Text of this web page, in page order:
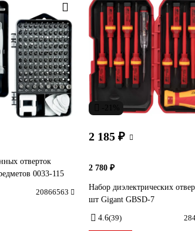
отверток
0033-115
20866563
2 185 ₽
2 780 ₽
Набор диэлектрических
шт Gigant GBSD-7
4.6(39)